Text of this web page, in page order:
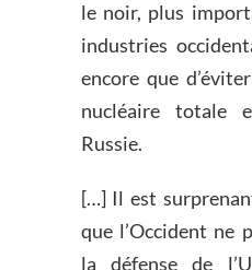
le noir, plus
industries
encore que
nucléaire totale
Russie.
[…] Il est
que l’Occident ne
la défense de